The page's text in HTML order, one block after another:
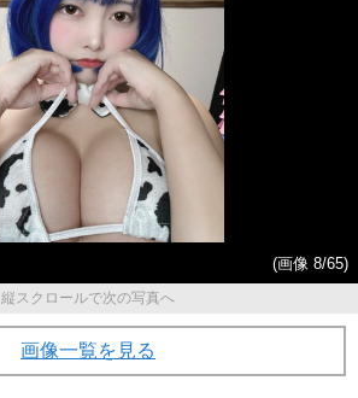
(画像 8/65)
縦スクロールで次の写真へ
画像一覧を見る